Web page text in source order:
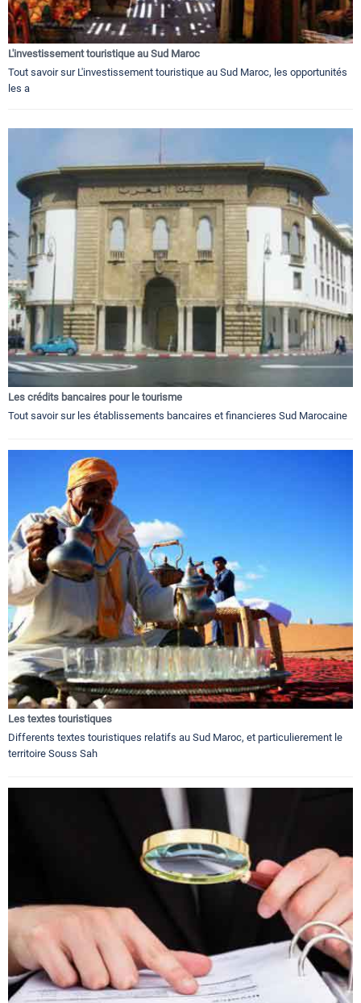
L'investissement touristique au Sud Maroc
Tout savoir sur L'investissement touristique au Sud Maroc, les opportunités
les a
Les crédits bancaires pour le tourisme
Tout savoir sur les établissements bancaires et financieres Sud Marocaine
Les textes touristiques
Differents textes touristiques relatifs au Sud Maroc, et particulierement le
territoire Souss Sah